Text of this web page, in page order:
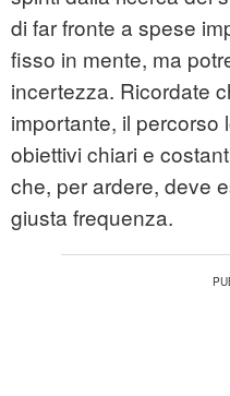
di far fronte a spese
fisso in mente, ma
incertezza. Ricordate
importante, il percorso
obiettivi chiari e
che, per ardere, deve
giusta frequenza.